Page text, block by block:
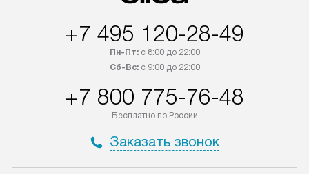
+7 495 120-28-49
Пн-Пт:с 8:00 до 22:00
Сб-Вс:с 9:00 до 22:00
+7 800 775-76-48
Бесплатно по России
Заказать звонок